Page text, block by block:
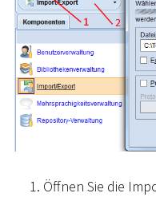
Öffnen Sie die